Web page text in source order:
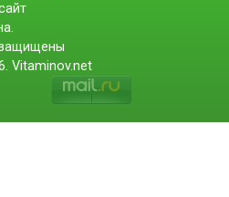
Vitaminov.net